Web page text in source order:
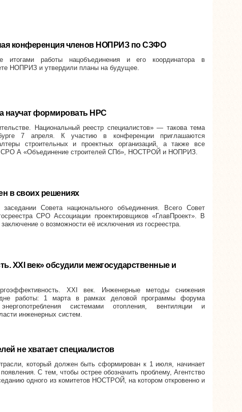
конференция членов НОПРИЗ по СЗФО
итогами работы нацобъединения и его координатора в
НОПРИЗ и утвердили планы на будущее.
научат формировать НРС
Национальный реестр специалистов» — такова тема
7 апреля. К участию в конференции приглашаются
строительных и проектных организаций, а также все
СРО А «Объединение строителей СПб», НОСТРОЙ и НОПРИЗ.
в своих решениях
Совета национального объединения. Всего Совет
СРО Ассоциации проектировщиков «ГлавПроект». В
о возможности её исключения из госреестра.
XXI век» обсудили межгосударственные и
XXI век. Инженерные методы снижения
дне работы: 1 марта в рамках деловой программы форума
системами отопления, вентиляции и
инженерных систем.
не хватает специалистов
который должен быть сформирован к 1 июля, начинает
С тем, чтобы острее обозначить проблему, Агентство
одного из комитетов НОСТРОЙ, на котором откровенно и